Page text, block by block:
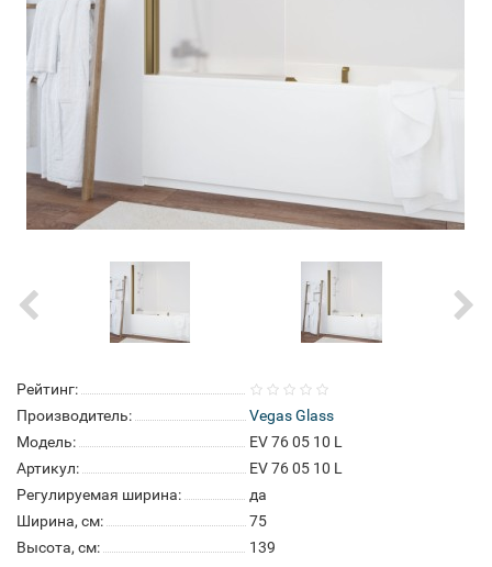
Рейтинг:
Производитель:
Vegas Glass
Модель:
EV 76 05 10 L
Артикул:
EV 76 05 10 L
Регулируемая ширина:
да
Ширина, см:
75
Высота, см:
139